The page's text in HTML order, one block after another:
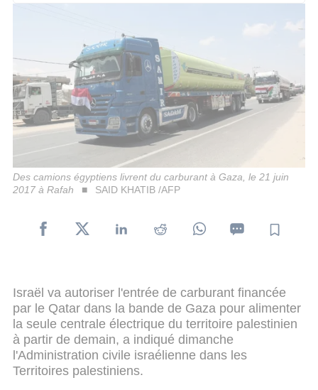
Des camions égyptiens livrent du carburant à Gaza, le 21 juin
2017 à Rafah
SAID KHATIB /AFP
Israël va autoriser l'entrée de carburant financée
par le Qatar dans la bande de Gaza pour alimenter
la seule centrale électrique du territoire palestinien
à partir de demain, a indiqué dimanche
l'Administration civile israélienne dans les
Territoires palestiniens.